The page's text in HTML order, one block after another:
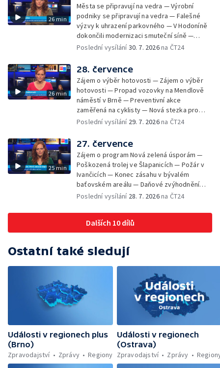
vyřazení absolventů Univerzity obran —
Letní kurzy umění pro mladé — Mobilní
kurníky pomáhají na poli
26 min
Města se připravují na vedra — Výrobní
podniky se připravují na vedra — Falešné
výzvy k uhrazení parkovného — V Hodoníně
dokončili modernizaci smuteční síně —
Chybějící toalety u dětských hřišť —
bývalého nákupního domu Letná — Končí 52.
ročník Letní filmové školy — 3. ročník
komunitní akce Stůl ve středu — Cesta na
podporu paliativní péče
Poslední vysílání30. 7. 2026na ČT24
26 min
28. července
Zájem o výběr hotovosti — Zájem o výběr
hotovosti — Propad vozovky na Mendlově
náměstí v Brně — Preventivní akce
zaměřená na cyklisty — Nová stezka pro
cyklisty na Zlínsku — Letecká linka mezi
pozorovat zatmění Slunce — Den AČFK na
Letní filmové škole — Milan Uhde slaví 90 let
— Rekonstrukce vojenského srubu
Poslední vysílání 29. 7. 2026na ČT24
25 min
27. července
Zájem o program Nová zelená úsporám —
Poškozená trolej ve Šlapanicích — Požár v
Ivančicích — Konec zásahu v bývalém
baťovském areálu — Daňové zvýhodnění
vína — Výhružky na magistrátu v Olomouci —
Brněnské týmy v první fotbalové lize —
Chystaná rekonstrukce bývalé věznice —
Nový seriál pro děti
Poslední vysílání 28. 7. 2026na ČT24
Dalších 10 dílů
Ostatní také sledují
Události v regionech plus
(Brno)
Zpravodajství
Zprávy Regiony
Události v regionech
(Ostrava)
Zpravodajství
Zprávy